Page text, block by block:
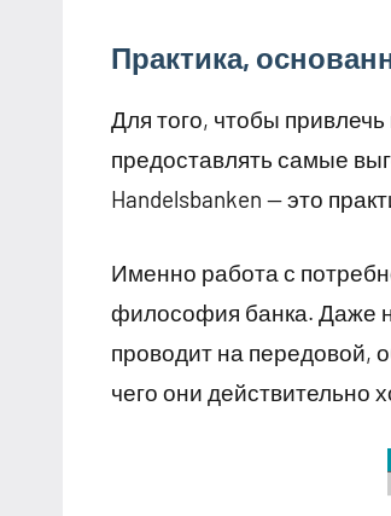
Практика,
Для того, чтобы
предоставлять самые
Handelsbanken — это
Именно работа с
философия банка. Даже
проводит на передовой,
чего они действительно